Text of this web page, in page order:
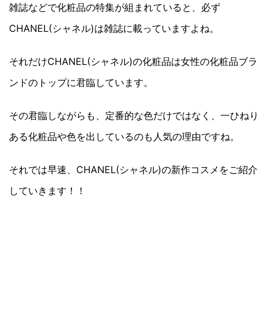
雑誌などで化粧品の特集が組まれていると、必ず
CHANEL(シャネル)は雑誌に載っていますよね。
それだけCHANEL(シャネル)の化粧品は女性の化粧品ブラ
ンドのトップに君臨しています。
その君臨しながらも、定番的な色だけではなく、一ひねり
ある化粧品や色を出しているのも人気の理由ですね。
それでは早速、CHANEL(シャネル)の新作コスメをご紹介
していきます！！